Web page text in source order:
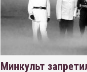
Минкульт